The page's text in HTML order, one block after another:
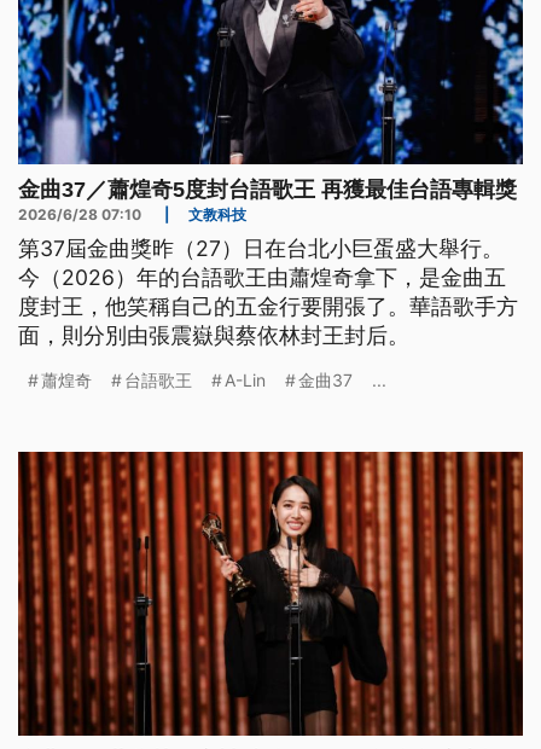
金曲37／蕭煌奇5度封台語歌王 再獲最佳台語專輯獎
2026/6/28 07:10 文教科技
第37屆金曲獎昨（27）日在台北小巨蛋盛大舉行。
今（2026）年的台語歌王由蕭煌奇拿下，是金曲五
度封王，他笑稱自己的五金行要開張了。華語歌手方
面，則分別由張震嶽與蔡依林封王封后。
蕭煌奇 台語歌王 A-Lin 金曲37 ...